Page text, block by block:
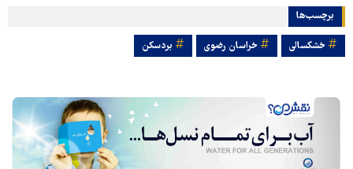
برچسب‌ها
خشکسالی خراسان رضوی بردسکن